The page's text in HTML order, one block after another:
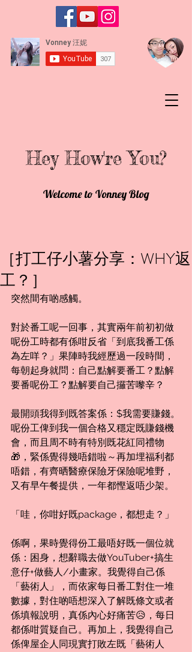
Hey How're You?
Welcome to Vonney Blog
［打工仔小薯分享：WHY返
工？］
突然間有啲感觸。
對於番工呢一回事，其實兩年前初初做
呢份工時都有係咁反省「到底我番工係
為左咩？」果陣時我經歷過一段時間，
每朝起身就問：自己點解要番工？點解
要番呢份工？點解要自己攞苦嚟辛？
最開頭我得到既答案係：$我需要賺錢。
呢份工俾到我一個合格又穩定既賺錢機
會，而且周不時有特別既花紅同禮物
🎁，緊係覺得幾唔錯啦～再加埋福利都
唔錯，有齊晒醫療保險牙保險呢堆野，
又有早午餐提供，一年都慳返唔少架。
「哇，你咁好既package，都想走？」
係啊，果時覺得份工最唔好既一個位就
係：困身，想辭職去做YouTuber+搞生
意仔+做藝人/小畫家。我覺得自己係
「藝術人」，而依家每日番工對住一堆
數據，對住啲唔想深入了解既條文或者
係填報說明，真係內心好痛苦😥，每日
都係咁質疑自己。再加上，我覺得自己
係俾屋企人同現實打敗左既「藝術人